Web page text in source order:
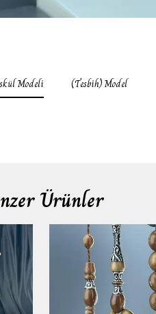
Modeli (Tesbih) Model
Ürünler